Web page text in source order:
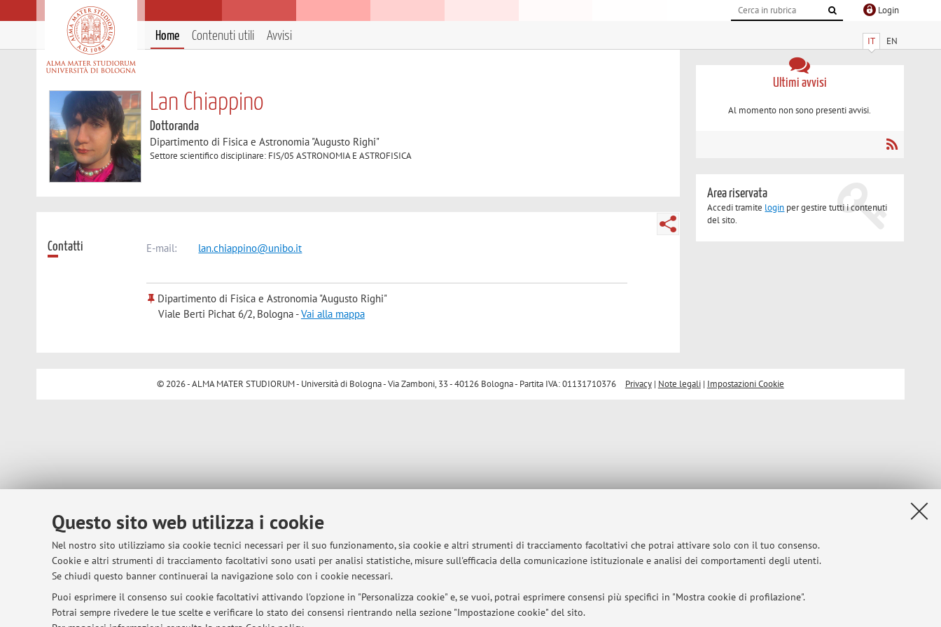
Questo sito web utilizza i cookie
Nel nostro sito utilizziamo sia cookie tecnici necessari per il suo funzionamento, sia cookie e altri strumenti di tracciamento facoltativi che potrai attivare solo con il tuo consenso.
Cookie e altri strumenti di tracciamento facoltativi sono usati per analisi statistiche, misure sull'efficacia della comunicazione istituzionale e analisi dei comportamenti degli utenti.
Se chiudi questo banner continuerai la navigazione solo con i cookie necessari.
Puoi esprimere il consenso sui cookie facoltativi attivando l'opzione in "Personalizza cookie" e, se vuoi, potrai esprimere consensi più specifici in "Mostra cookie di profilazione".
Potrai sempre rivedere le tue scelte e verificare lo stato dei consensi rientrando nella sezione "Impostazione cookie" del sito.
Login
IT EN
Home Contenuti utili Avvisi
Lan Chiappino
Dottoranda
Dipartimento di Fisica e Astronomia "Augusto Righi"
Settore scientifico disciplinare: FIS/05 ASTRONOMIA E ASTROFISICA
Contatti E-mail: lan.chiappino@unibo.it
Dipartimento di Fisica e Astronomia "Augusto Righi"
Viale Berti Pichat 6/2, Bologna -Vai alla mappa
Ultimi avvisi
Al momento non sono presenti avvisi.
Area riservata
Accedi tramite login per gestire tutti i contenuti
del sito.
© 2026 - ALMA MATER STUDIORUM - Università di Bologna - Via Zamboni, 33 - 40126 Bologna - Partita IVA: 01131710376 Privacy| Note legali| Impostazioni Cookie